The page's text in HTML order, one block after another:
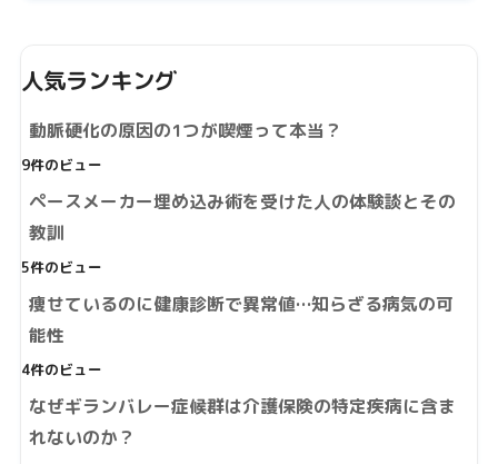
人気ランキング
動脈硬化の原因の1つが喫煙って本当？
9件のビュー
ペースメーカー埋め込み術を受けた人の体験談とその
教訓
5件のビュー
痩せているのに健康診断で異常値…知らざる病気の可
能性
4件のビュー
なぜギランバレー症候群は介護保険の特定疾病に含ま
れないのか？